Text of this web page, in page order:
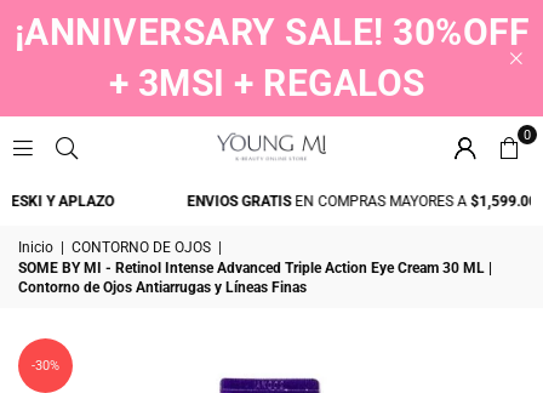
¡ANNIVERSARY SALE! 30%OFF
+ 3MSI + REGALOS
0
Y APLAZO ENVIOS GRATISEN COMPRAS MAYORES A$1,599.00
Inicio CONTORNO DE OJOS
SOME BY MI - Retinol Intense Advanced Triple Action Eye Cream 30 ML |
Contorno de Ojos Antiarrugas y Líneas Finas
-30%